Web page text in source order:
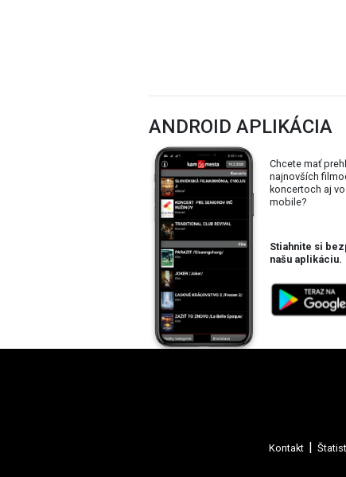
ANDROID APLIKÁCIA
Chcete mať
najnovších
koncertoch aj
mobile?
Stiahnite si
našu aplikáciu.
Kontakt